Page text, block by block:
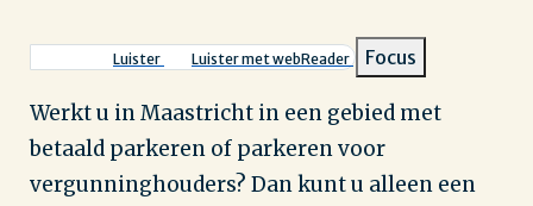
Luister Luister met webReader Focus
Werkt u in Maastricht in een gebied met
betaald parkeren of parkeren voor
vergunninghouders? Dan kunt u alleen een